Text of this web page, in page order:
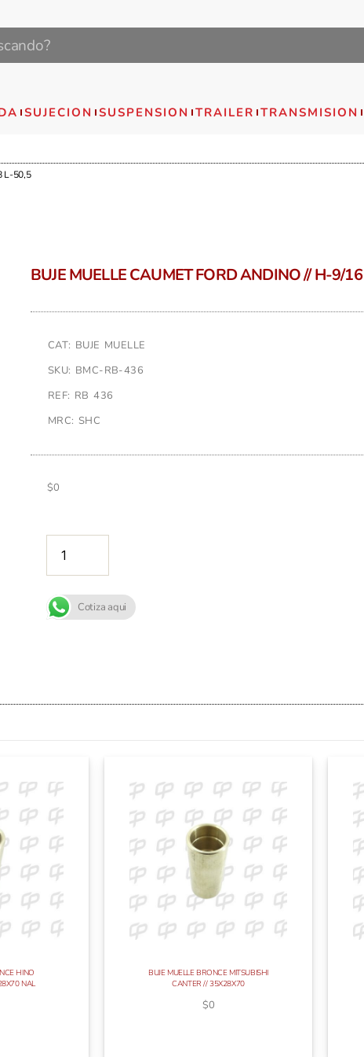
SUJECION SUSPENSION TRAILER TRANSMISION
L-50,5
BUJE MUELLE CAUMET FORD ANDINO // H-9/
CAT: BUJE MUELLE
SKU: BMC-RB-436
REF: RB 436
MRC: SHC
$0
Cotiza aqui
HINO
NAL
BUJE MUELLE BRONCE MITSUBISHI
CANTER // 35X28X70
$0